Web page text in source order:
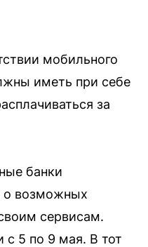
мобильного
иметь при себе
за
банки
о возможных
сервисам.
с 5 по 9 мая. В тот